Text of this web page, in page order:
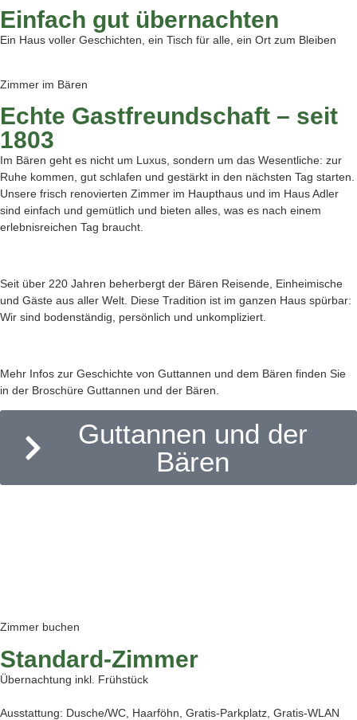
Einfach gut übernachten
Ein Haus voller Geschichten, ein Tisch für alle, ein Ort zum Bleiben
Zimmer im Bären
Echte Gastfreundschaft – seit
1803
Im Bären geht es nicht um Luxus, sondern um das Wesentliche: zur
Ruhe kommen, gut schlafen und gestärkt in den nächsten Tag starten.
Unsere frisch renovierten Zimmer im Haupthaus und im Haus Adler
sind einfach und gemütlich und bieten alles, was es nach einem
erlebnisreichen Tag braucht.
Seit über 220 Jahren beherbergt der Bären Reisende, Einheimische
und Gäste aus aller Welt. Diese Tradition ist im ganzen Haus spürbar:
Wir sind bodenständig, persönlich und unkompliziert.
Mehr Infos zur Geschichte von Guttannen und dem Bären finden Sie
in der Broschüre Guttannen und der Bären.
Guttannen und der
Bären
Zimmer buchen
Standard-Zimmer
Übernachtung inkl. Frühstück
Ausstattung: Dusche/WC, Haarföhn, Gratis-Parkplatz, Gratis-WLAN